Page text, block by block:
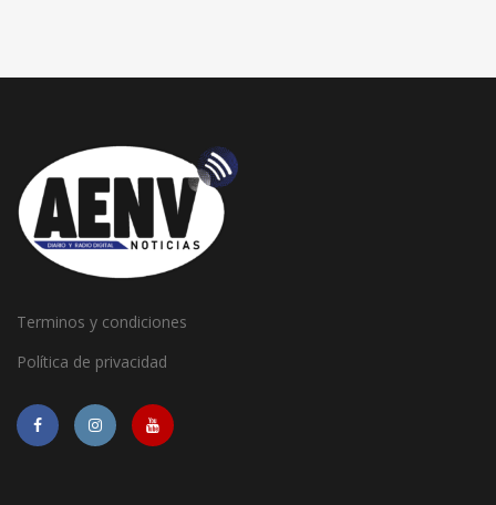
Terminos y condiciones
Política de privacidad